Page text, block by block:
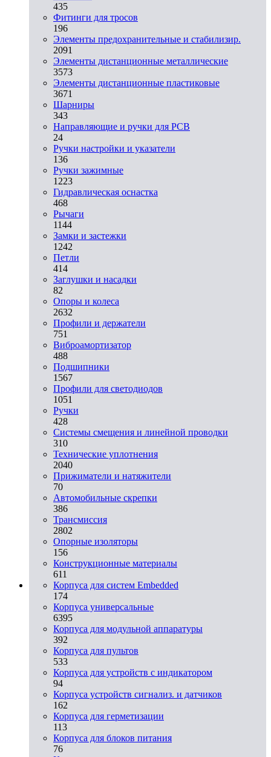
435
Фитинги для тросов
196
Элементы предохранительные и стабилизир.
2091
Элементы дистанционные металлические
3573
Элементы дистанционные пластиковые
3671
Шарниры
343
Направляющие и ручки для PCB
24
Ручки настройки и указатели
136
Ручки зажимные
1223
Гидравлическая оснастка
468
Рычаги
1144
Замки и застежки
1242
Петли
414
Заглушки и насадки
82
Опоры и колеса
2632
Профили и держатели
751
Виброамортизатор
488
Подшипники
1567
Профили для светодиодов
1051
Ручки
428
Системы смещения и линейной проводки
310
Технические уплотнения
2040
Прижиматели и натяжители
70
Автомобильные скрепки
386
Трансмиссия
2802
Опорные изоляторы
156
Конструкционные материалы
611
Корпуса для систем Embedded
174
Корпуса универсальные
6395
Корпуса для модульной аппаратуры
392
Корпуса для пультов
533
Корпуса для устройств с индикатором
94
Корпуса устройств сигнализ. и датчиков
162
Корпуса для герметизации
113
Корпуса для блоков питания
76